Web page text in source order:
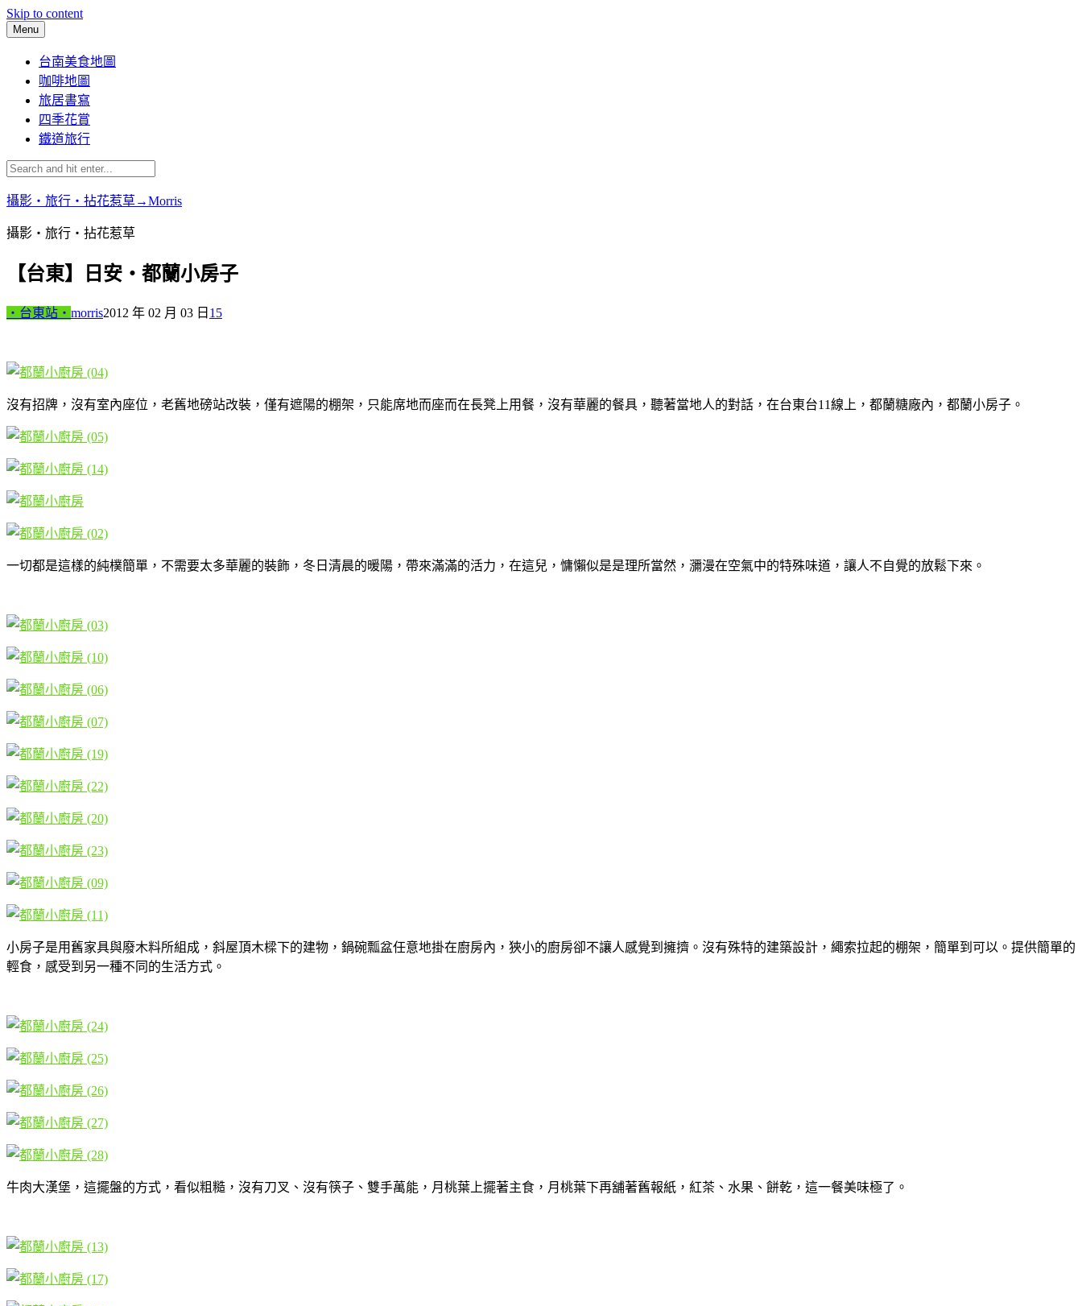
Skip to content
Menu
台南美食地圖
咖啡地圖
旅居書寫
四季花賞
鐵道旅行
攝影‧旅行‧拈花惹草→Morris
攝影‧旅行‧拈花惹草
【台東】日安‧都蘭小房子
‧台東站‧ morris2012 年 02 月 03 日 15
沒有招牌，沒有室內座位，老舊地磅站改裝，僅有遮陽的棚架，只能席地而座而在長凳上用餐，沒有華麗的餐具，聽著當地人的對話，在台東台11線上，都蘭糖廠內，都蘭小房子。
一切都是這樣的純樸簡單，不需要太多華麗的裝飾，冬日清晨的暖陽，帶來滿滿的活力，在這兒，慵懶似是是理所當然，瀰漫在空氣中的特殊味道，讓人不自覺的放鬆下來。
小房子是用舊家具與廢木料所組成，斜屋頂木樑下的建物，鍋碗瓢盆任意地掛在廚房內，狹小的廚房卻不讓人感覺到擁擠。沒有殊特的建築設計，繩索拉起的棚架，簡單到可以。提供簡單的
輕食，感受到另一種不同的生活方式。
牛肉大漢堡，這擺盤的方式，看似粗糙，沒有刀叉、沒有筷子、雙手萬能，月桃葉上擺著主食，月桃葉下再舖著舊報紙，紅茶、水果、餅乾，這一餐美味極了。